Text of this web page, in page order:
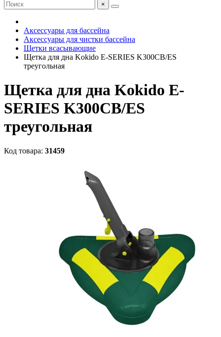
×
Аксессуары для бассейна
Аксессуары для чистки бассейна
Щетки всасывающие
Щетка для дна Kokido E-SERIES K300CB/ES
треугольная
Щетка для дна Kokido E-
SERIES K300CB/ES
треугольная
Код товара: 31459